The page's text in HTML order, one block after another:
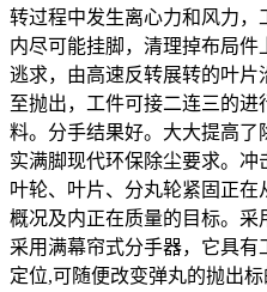
转过程中发生离心力和风力，
内尽可能挂脚，清理掉布局件
逃求，由高速反转展转的叶
至抛出，工件可接二连三的
料。分手结果好。大大提高
实满脚现代环保除尘要求。冲
叶轮、叶片、分丸轮紧固正
概况及内正在质量的目标。
采用满幕帘式分手器，它具
定位,可随便改变弹丸的抛出